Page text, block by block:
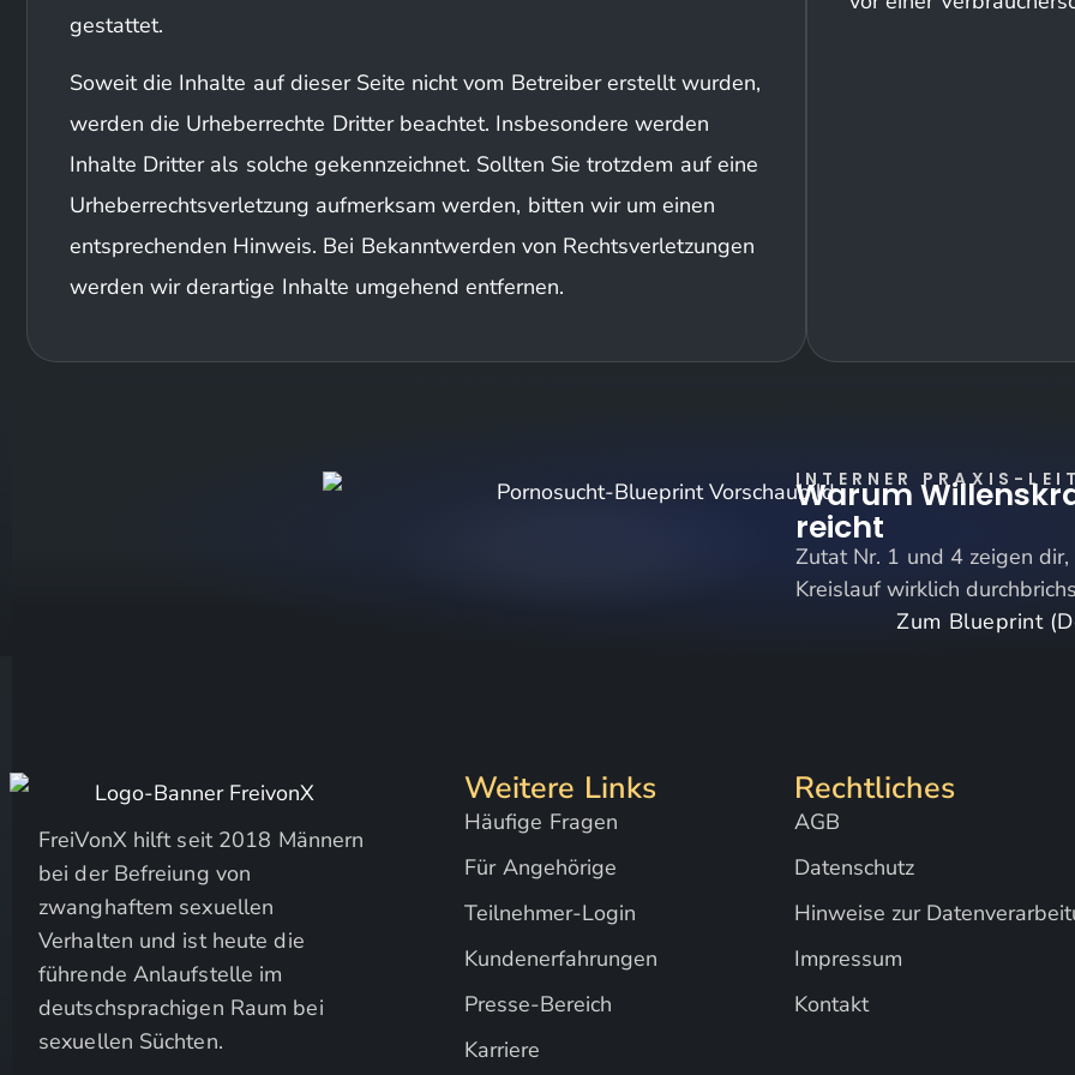
gestattet.
Soweit die Inhalte auf dieser Seite nicht vom Betreiber erstellt wurden,
werden die Urheberrechte Dritter beachtet. Insbesondere werden
Inhalte Dritter als solche gekennzeichnet. Sollten Sie trotzdem auf eine
Urheberrechtsverletzung aufmerksam werden, bitten wir um einen
entsprechenden Hinweis. Bei Bekanntwerden von Rechtsverletzungen
werden wir derartige Inhalte umgehend entfernen.
INTERNER PRAXIS-
Warum
reicht
Zutat Nr. 1 und 4 zeigen dir,
Kreislauf wirklich
Zum Blueprint
FreiVonX hilft seit 2018 Männern
bei der Befreiung von
zwanghaftem sexuellen
Verhalten und ist heute die
führende Anlaufstelle im
deutschsprachigen Raum bei
sexuellen Süchten.
Weitere Links
Häufige Fragen
Für Angehörige
Teilnehmer-Login
Kundenerfahrungen
Presse-Bereich
Karriere
Rechtliches
AGB
Datenschutz
Hinweise zur
Impressum
Kontakt